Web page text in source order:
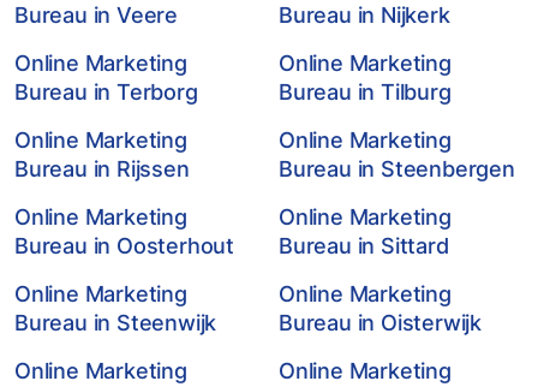
Bureau in Veere
Bureau in Nijkerk
Online Marketing
Bureau in Terborg
Online Marketing
Bureau in Tilburg
Online Marketing
Bureau in Rijssen
Online Marketing
Bureau in Steenbergen
Online Marketing
Bureau in Oosterhout
Online Marketing
Bureau in Sittard
Online Marketing
Bureau in Steenwijk
Online Marketing
Bureau in Oisterwijk
Online Marketing
Online Marketing